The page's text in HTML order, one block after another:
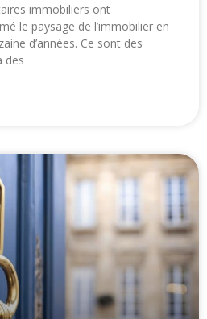
immobiliers ont
le paysage de l’immobilier en
d’années. Ce sont des
des